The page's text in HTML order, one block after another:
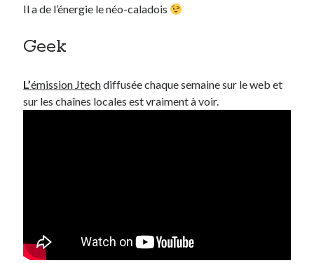
Il a de l’énergie le néo-caladois
Geek
L’émission Jtechdiffusée chaque semaine sur le web et
sur les chaînes locales est vraiment à voir.